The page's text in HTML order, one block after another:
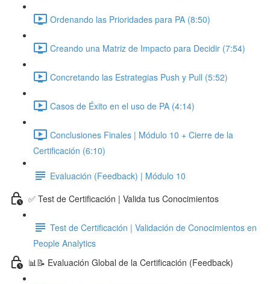
Ordenando las Prioridades para PA (8:50)
Creando una Matriz de Impacto para Decidir (7:54)
Concretando las Estrategias Push y Pull (5:52)
Casos de Éxito en el uso de PA (4:14)
Conclusiones Finales | Módulo 10 + Cierre de la
Certificación (6:10)
Evaluación (Feedback) | Módulo 10
✅ Test de Certificación | Valida tus Conocimientos
Test de Certificación | Validación de Conocimientos en
People Analytics
📊📝 Evaluación Global de la Certificación (Feedback)